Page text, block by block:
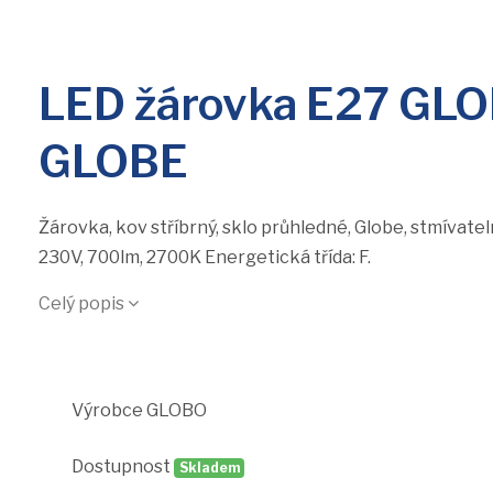
LED žárovka E27
GLOBE
Žárovka, kov stříbrný, sklo průhledné, Globe,
230V, 700lm, 2700K Energetická třída: F.
Celý popis
Výrobce GLOBO
Dostupnost Skladem